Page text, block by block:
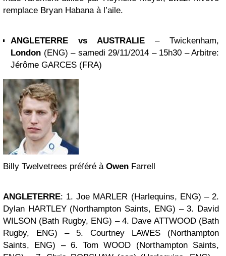
remplace Bryan Habana à l’aile.
ANGLETERRE vs AUSTRALIE – Twickenham,
London (ENG) – samedi 29/11/2014 – 15h30 –Arbitre:
Jérôme GARCES (FRA)
Billy Twelvetrees préféré à Owen Farrell
ANGLETERRE: 1. Joe MARLER (Harlequins, ENG) – 2.
Dylan HARTLEY (Northampton Saints, ENG) – 3. David
WILSON (Bath Rugby, ENG) – 4. Dave ATTWOOD (Bath
Rugby, ENG) – 5. Courtney LAWES (Northampton
Saints, ENG) – 6. Tom WOOD (Northampton Saints,